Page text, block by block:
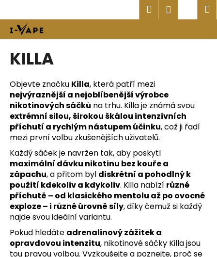
obsah
Hledat
KILLA
Objevte značku Killa, která patří mezi
nejvýraznější a nejoblíbenější výrobce
nikotinových sáčků na trhu. Killa je známá svou
extrémní silou, širokou škálou intenzivních
příchutí a rychlým nástupem účinku, což ji řadí
mezi první volbu zkušenějších uživatelů.
Každý sáček je navržen tak, aby poskytl
maximální dávku nikotinu bez kouře a
zápachu, a přitom byl diskrétní a pohodlný k
použití kdekoliv a kdykoliv. Killa nabízí různé
příchutě – od klasického mentolu až po ovocné
exploze – i různé úrovně síly, díky čemuž si každý
najde svou ideální variantu.
Pokud hledáte adrenalinový zážitek a
opravdovou intenzitu, nikotinové sáčky Killa jsou
tou pravou volbou. Vyzkoušejte a poznejte, proč se
o
í
Zpět
Zpět
C
o
p
o
t
ř
e
b
u
j
e
t
e
n
a
j